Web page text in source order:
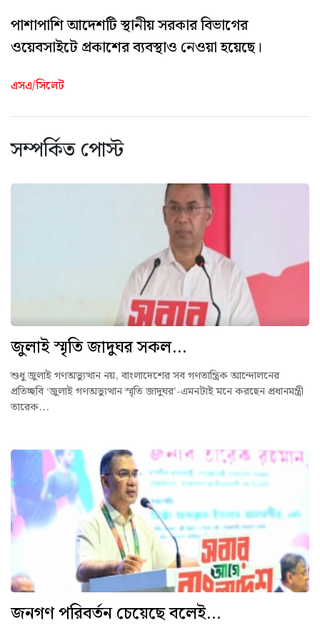
পাশাপাশি আদেশটি স্থানীয় সরকার বিভাগের
ওয়েবসাইটে প্রকাশের ব্যবস্থাও নেওয়া হয়েছে।
এসএ/সিলেট
সম্পর্কিত পোস্ট
জুলাই স্মৃতি জাদুঘর সকল...
শুধু জুলাই গণঅভ্যুত্থান নয়, বাংলাদেশের সব গণতান্ত্রিক আন্দোলনের
প্রতিচ্ছবি ‘জুলাই গণঅভ্যুত্থান স্মৃতি জাদুঘর’-এমনটাই মনে করছেন প্রধানমন্ত্রী
তারেক...
জনগণ পরিবর্তন চেয়েছে বলেই...